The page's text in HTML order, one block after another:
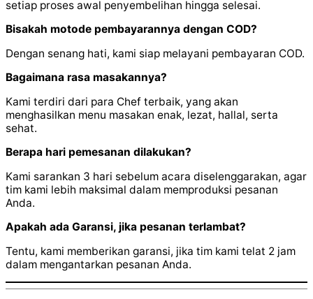
setiap proses awal penyembelihan hingga selesai.
Bisakah motode pembayarannya dengan COD?
Dengan senang hati, kami siap melayani pembayaran COD.
Bagaimana rasa masakannya?
Kami terdiri dari para Chef terbaik, yang akan
menghasilkan menu masakan enak, lezat, hallal, serta
sehat.
Berapa hari pemesanan dilakukan?
Kami sarankan 3 hari sebelum acara diselenggarakan, agar
tim kami lebih maksimal dalam memproduksi pesanan
Anda.
Apakah ada Garansi, jika pesanan terlambat?
Tentu, kami memberikan garansi, jika tim kami telat 2 jam
dalam mengantarkan pesanan Anda.